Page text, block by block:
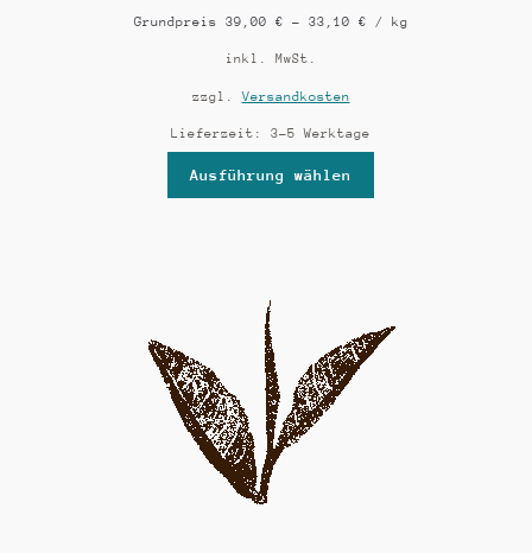
Grundpreis 39,00 € – 33,10 € / kg
inkl. MwSt.
zzgl.Versandkosten
Lieferzeit: 3-5 Werktage
Ausführung wählen